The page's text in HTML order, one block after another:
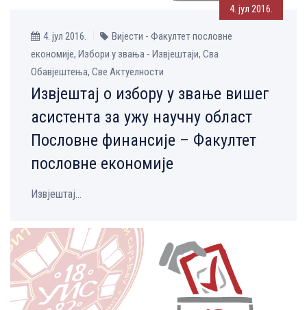
4. јул 2016.
4. јул 2016.
Вијести - Факултет пословне
економије, Избори у звања - Извјештаји, Сва
Обавјештења, Све Aктуелности
Извјештај о избору у звање вишег
асистента за ужу научну област
Пословне финансије – Факултет
пословне економије
Извјештај...